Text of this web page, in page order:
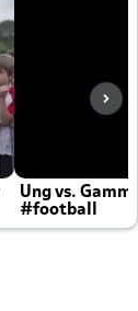
Ung vs.
#football